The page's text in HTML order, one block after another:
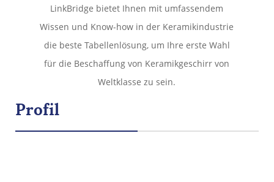
Großhändler.
LinkBridge bietet Ihnen mit umfassendem
Wissen und Know-how in der Keramikindustrie
die beste Tabellenlösung, um Ihre erste Wahl
für die Beschaffung von Keramikgeschirr von
Weltklasse zu sein.
Profil